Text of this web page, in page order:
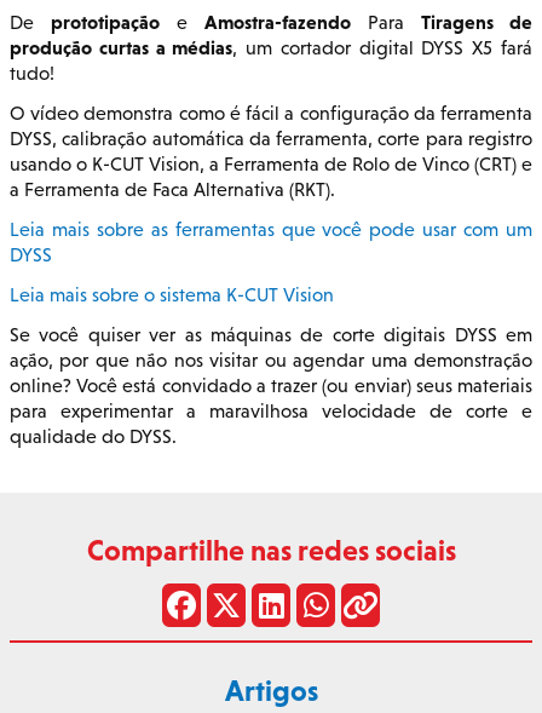
De prototipação e Amostra-fazendo Para Tiragens de
produção curtas a médias, um cortador digital DYSS X5 fará
tudo!
O vídeo demonstra como é fácil a configuração da ferramenta
DYSS, calibração automática da ferramenta, corte para registro
usando o K-CUT Vision, a Ferramenta de Rolo de Vinco (CRT) e
a Ferramenta de Faca Alternativa (RKT).
Leia mais sobre as ferramentas que você pode usar com um
DYSS
Leia mais sobre o sistema K-CUT Vision
Se você quiser ver as máquinas de corte digitais DYSS em
ação, por que não nos visitar ou agendar uma demonstração
online? Você está convidado a trazer (ou enviar) seus materiais
para experimentar a maravilhosa velocidade de corte e
qualidade do DYSS.
Compartilhe nas redes sociais
Artigos